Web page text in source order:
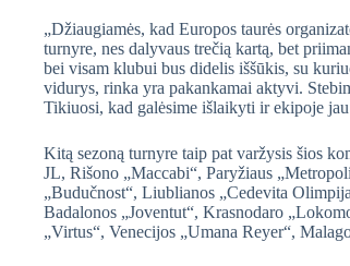
„Džiaugiamės, kad Europos taurės
turnyre, nes dalyvaus trečią kartą, bet
bei visam klubui bus didelis iššūkis, su
vidurys, rinka yra pakankamai aktyvi.
Tikiuosi, kad galėsime išlaikyti ir ekipoje
Kitą sezoną turnyre taip pat varžysis šios
JL, Rišono „Maccabi“, Paryžiaus
„Budučnost“, Liublianos „Cedevita
Badalonos „Joventut“, Krasnodaro
„Virtus“, Venecijos „Umana Reyer“,